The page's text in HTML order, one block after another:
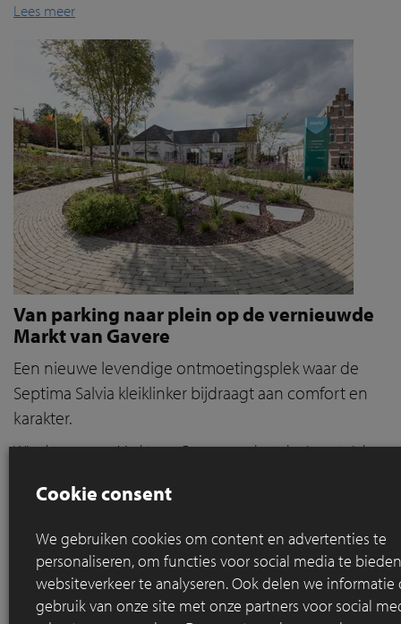
Lees meer
Van parking naar plein op de vernieuwde
Markt van Gavere
Een nieuwe levendige ontmoetingsplek waar de
Septima Salvia kleiklinker bijdraagt aan comfort en
karakter.
Wie de vroegere Markt van Gavere nog kent, herinnert zich
deed als parking. De ruimte was gefragmenteerd, de
nauwelijks plaats. Vandaag oogt de Markt helemaal anders:
een levendige, groene ontmoetingsplek waar verblijven,
ontmoeten en bewegen centraal staan.
Lees meer
Cookie consent
We gebruiken cookies om content en advertenties te
personaliseren, om functies voor social media te
websiteverkeer te analyseren. Ook delen we informatie
gebruik van onze site met onze partners voor social